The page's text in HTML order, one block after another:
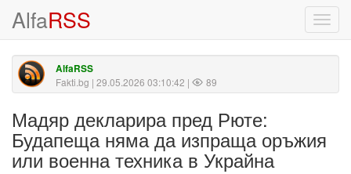
AlfaRSS
AlfaRSS
Fakti.bg | 29.05.2026 03:10:42 | 89
Мадяр декларира пред Рюте:
Будапеща няма да изпраща оръжия
или военна техника в Украйна